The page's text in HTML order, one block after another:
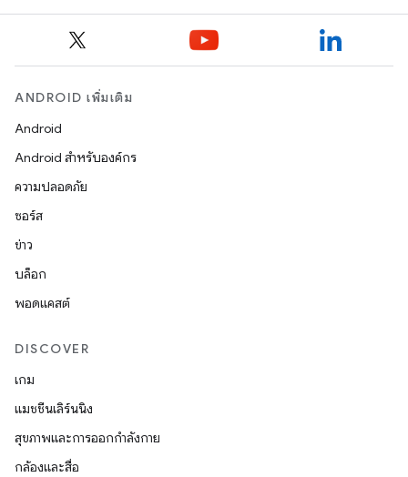
ANDROID เพิ่มเติม
Android
Android สำหรับองค์กร
ความปลอดภัย
ซอร์ส
ข่าว
บล็อก
พอดแคสต์
DISCOVER
เกม
แมชชีนเลิร์นนิง
สุขภาพและการออกกำลังกาย
กล้องและสื่อ